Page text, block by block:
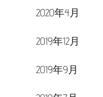
2020年4月
2019年12月
2019年9月